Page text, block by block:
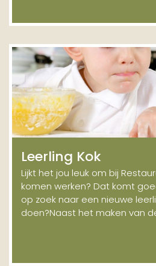
Leerling Kok
Lijkt het jou leuk om bij
komen werken? Dat komt
op zoek naar een nieuwe
doen?Naast het maken van